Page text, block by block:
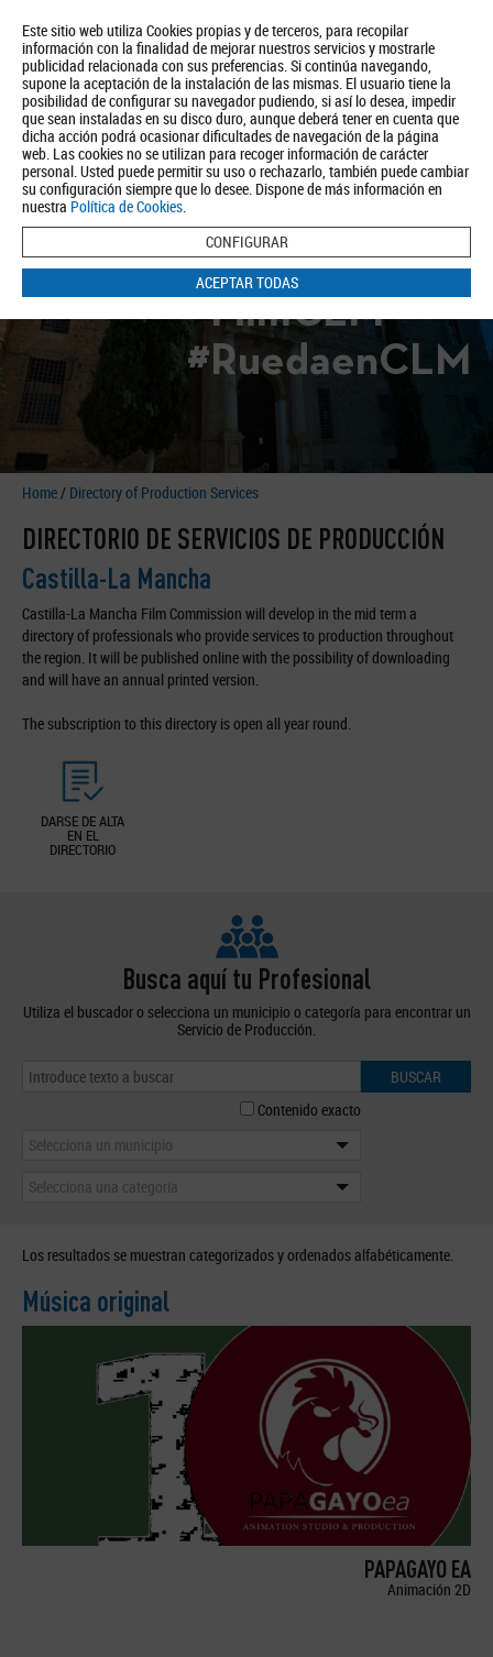
Este sitio web utiliza Cookies propias y de terceros, para recopilar
información con la finalidad de mejorar nuestros servicios y mostrarle
publicidad relacionada con sus preferencias. Si continúa navegando,
supone la aceptación de la instalación de las mismas. El usuario tiene la
posibilidad de configurar su navegador pudiendo, si así lo desea, impedir
que sean instaladas en su disco duro, aunque deberá tener en cuenta que
dicha acción podrá ocasionar dificultades de navegación de la página
web. Las cookies no se utilizan para recoger información de carácter
personal. Usted puede permitir su uso o rechazarlo, también puede cambiar
su configuración siempre que lo desee. Dispone de más información en
nuestra Política de Cookies.
CONFIGURAR
ACEPTAR TODAS
About us Tourism Política de Privacidad Aviso Legal Política de Cookies
BUSCAR
#FilmCLM
#RuedaenCLM
Home/ Directory of Production Services
DIRECTORIO DE SERVICIOS DE PRODUCCIÓN
Castilla-La Mancha
Castilla-La Mancha Film Commission will develop in the mid term a
directory of professionals who provide services to production throughout
the region. It will be published online with the possibility of downloading
and will have an annual printed version.
The subscription to this directory is open all year round.
DARSE DE ALTA
EN EL
DIRECTORIO
Busca aquí tu Profesional
Utiliza el buscador o selecciona un municipio o categoría para encontrar un
Servicio de Producción.
BUSCAR
Contenido exacto
Selecciona un municipio
Selecciona una categoría
Los resultados se muestran categorizados y ordenados alfabéticamente.
Música original
PAPAGAYO EA
Animación 2D